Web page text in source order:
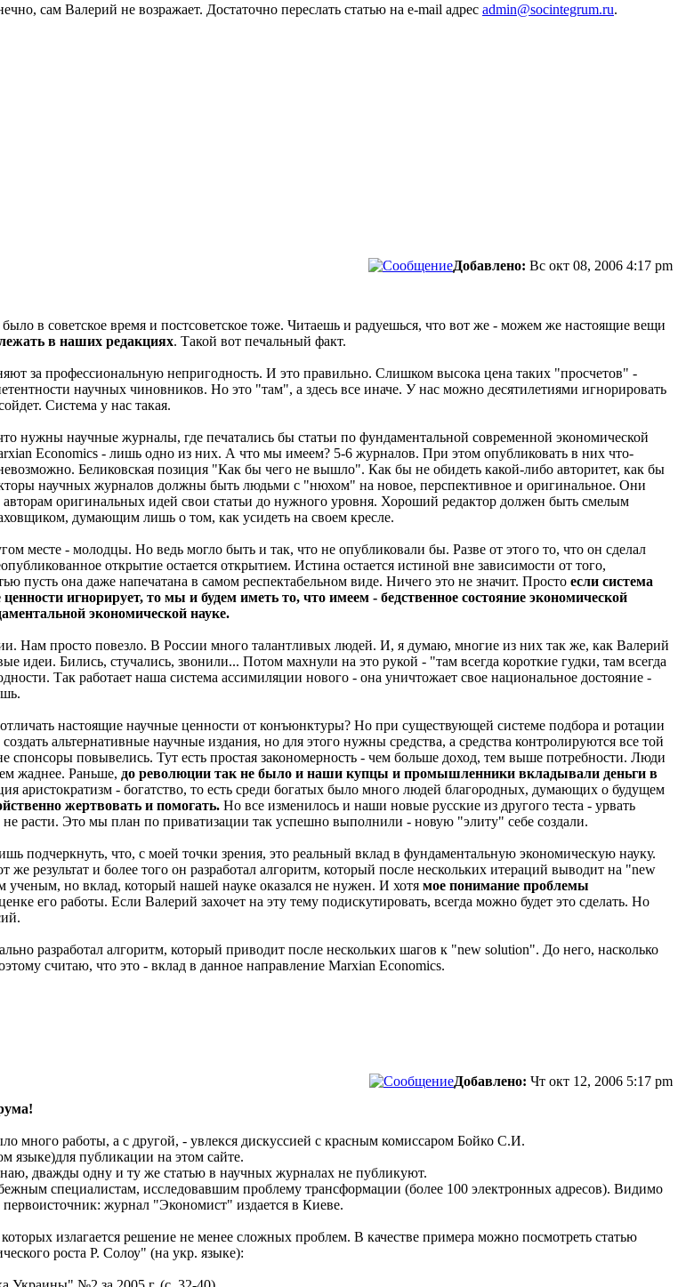
сам Валерий не возражает. Достаточно переслать статью на e-mail адрес admin@socintegrum.ru.
Добавлено: Вс окт 08, 2006 4:17 pm
в советское время и постсоветское тоже. Читаешь и радуешься, что вот же - можем же настоящие вещи
в наших редакциях. Такой вот печальный факт.
за профессиональную непригодность. И это правильно. Слишком высока цена таких "просчетов" -
научных чиновников. Но это "там", а здесь все иначе. У нас можно десятилетиями игнорировать
Система у нас такая.
нужны научные журналы, где печатались бы статьи по фундаментальной современной экономической
Economics - лишь одно из них. А что мы имеем? 5-6 журналов. При этом опубликовать в них что-
Беликовская позиция "Как бы чего не вышло". Как бы не обидеть какой-либо авторитет, как бы
научных журналов должны быть людьми с "нюхом" на новое, перспективное и оригинальное. Они
авторам оригинальных идей свои статьи до нужного уровня. Хороший редактор должен быть смелым
думающим лишь о том, как усидеть на своем кресле.
месте - молодцы. Но ведь могло быть и так, что не опубликовали бы. Разве от этого то, что он сделал
открытие остается открытием. Истина остается истиной вне зависимости от того,
пусть она даже напечатана в самом респектабельном виде. Ничего это не значит. Просто если система
игнорирует, то мы и будем иметь то, что имеем - бедственное состояние экономической
экономической науке.
Нам просто повезло. В России много талантливых людей. И, я думаю, многие из них так же, как Валерий
идеи. Бились, стучались, звонили... Потом махнули на это рукой - "там всегда короткие гудки, там всегда
Так работает наша система ассимиляции нового - она уничтожает свое национальное достояние -
настоящие научные ценности от конъюнктуры? Но при существующей системе подбора и ротации
альтернативные научные издания, но для этого нужны средства, а средства контролируются все той
повывелись. Тут есть простая закономерность - чем больше доход, тем выше потребности. Люди
жаднее. Раньше, до революции так не было и наши купцы и промышленники вкладывали деньги в
аристократизм - богатство, то есть среди богатых было много людей благородных, думающих о будущем
жертвовать и помогать. Но все изменилось и наши новые русские из другого теста - урвать
расти. Это мы план по приватизации так успешно выполнили - новую "элиту" себе создали.
подчеркнуть, что, с моей точки зрения, это реальный вклад в фундаментальную экономическую науку.
результат и более того он разработал алгоритм, который после нескольких итераций выводит на "new
но вклад, который нашей науке оказался не нужен. И хотя мое понимание проблемы
его работы. Если Валерий захочет на эту тему подискутировать, всегда можно будет это сделать. Но
разработал алгоритм, который приводит после нескольких шагов к "new solution". До него, насколько
считаю, что это - вклад в данное направление Marxian Economics.
Добавлено: Чт окт 12, 2006 5:17 pm
много работы, а с другой, - увлекся дискуссией с красным комиссаром Бойко С.И.
языке)для публикации на этом сайте.
дважды одну и ту же статью в научных журналах не публикуют.
специалистам, исследовавшим проблему трансформации (более 100 электронных адресов). Видимо
журнал "Экономист" издается в Киеве.
излагается решение не менее сложных проблем. В качестве примера можно посмотреть статью
роста Р. Солоу" (на укр. языке):